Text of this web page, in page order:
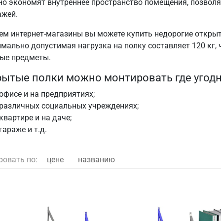
экономят внутреннее пространство помещения,
интернет-магазины вы можете купить недорогие
допустимая нагрузка на полку составляет 120
предметы.
полки можно монтировать где
и на предприятиях;
социальных учреждениях;
и на даче;
и т.д.
по: цене названию